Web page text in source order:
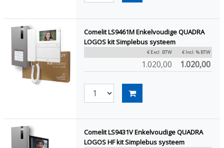
Comelit LS9461M Enkelvoudige QUADRA
LOGOS kit Simplebus systeem
€ Excl. BTW € Incl. % BTW
1.020,00 1.020,00
Comelit LS9431V Enkelvoudige QUADRA
LOGOS HF kit Simplebus systeem